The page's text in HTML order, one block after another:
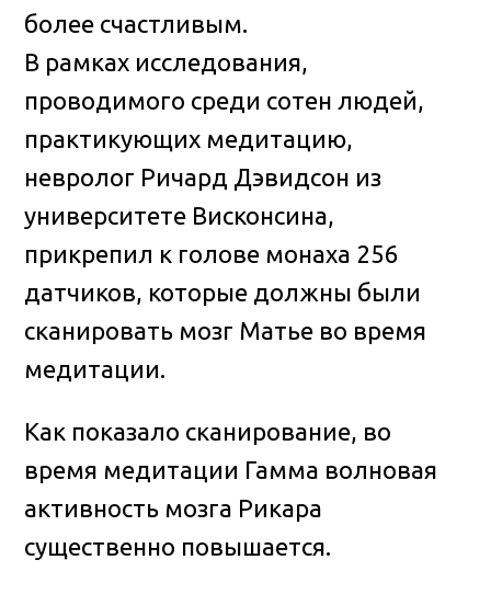
более счастливым.
В рамках исследования,
проводимого среди сотен людей,
практикующих медитацию,
невролог Ричард Дэвидсон из
университете Висконсина,
прикрепил к голове монаха 256
датчиков, которые должны были
сканировать мозг Матье во время
медитации.
Как показало сканирование, во
время медитации Гамма волновая
активность мозга Рикара
существенно повышается.